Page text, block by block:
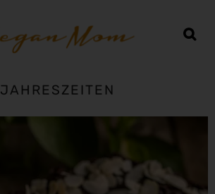
JAHRESZEITEN